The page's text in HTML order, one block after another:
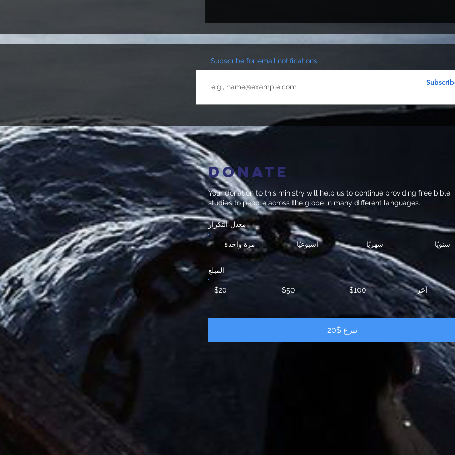
Subscribe for email notifications
Donate
Your donation to this ministry will help us to continue providing free bible
studies to people across the globe in many different languages.
معدل التكرار
مرة واحدة أسبوعيًا شهريًا سنويًا
المبلغ
$20 $50 $100 آخر
تبرع $20